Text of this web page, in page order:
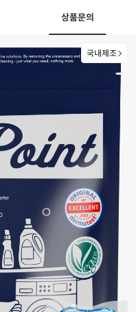
상품문의
고객센터
국내제조